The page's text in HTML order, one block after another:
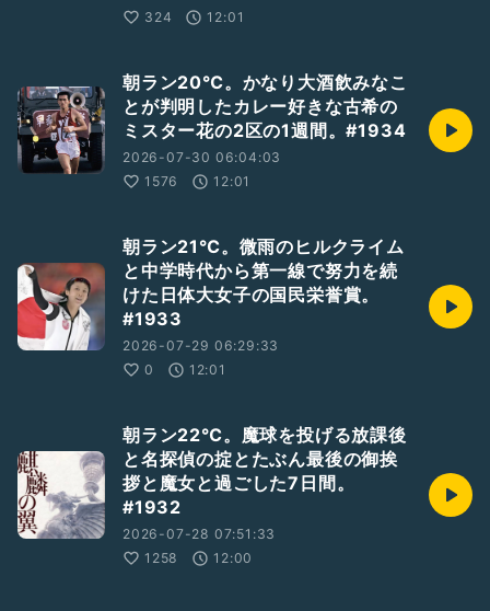
324
12:01
朝ラン20℃。かなり大酒飲みなこ
とが判明したカレー好きな古希の
ミスター花の2区の1週間。#1934
2026-07-30 06:04:03
1576
12:01
朝ラン21℃。微雨のヒルクライム
と中学時代から第一線で努力を続
けた日体大女子の国民栄誉賞。
#1933
2026-07-29 06:29:33
0
12:01
朝ラン22℃。魔球を投げる放課後
と名探偵の掟とたぶん最後の御挨
拶と魔女と過ごした7日間。
#1932
2026-07-28 07:51:33
1258
12:00